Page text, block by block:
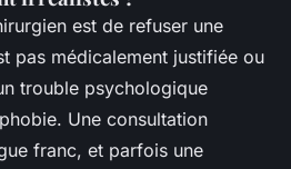
est de refuser une
pas médicalement justifiée ou
trouble psychologique
Une consultation
franc, et parfois une